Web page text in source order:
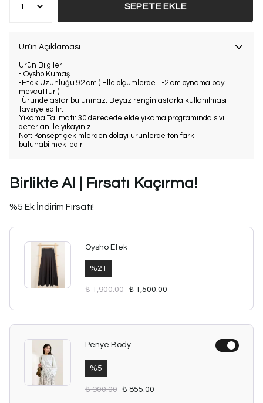
SEPETE EKLE
Ürün Açıklaması
Ürün Bilgileri:
- Oysho Kumaş
-Etek Uzunluğu 92 cm ( Elle ölçümlerde 1-2 cm oynama payı
mevcuttur )
-Üründe astar bulunmaz. Beyaz rengin astarla kullanılması
tavsiye edilir.
Yıkama Talimatı: 30 derecede elde yıkama programında sıvı
deterjan ile yıkayınız.
Not: Konsept çekimlerden dolayı ürünlerde ton farkı
bulunabilmektedir.
Birlikte Al | Fırsatı Kaçırma!
%5 Ek İndirim Fırsatı!
Oysho Etek
%21
₺ 1,900.00 ₺ 1,500.00
Penye Body
%5
₺ 900.00 ₺ 855.00